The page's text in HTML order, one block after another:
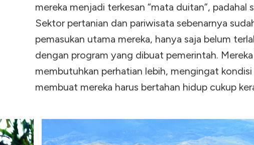
mereka menjadi terkesan “mata duitan”, padahal
Sektor pertanian dan pariwisata sebenarnya
pemasukan utama mereka, hanya saja belum
dengan program yang dibuat pemerintah.
membutuhkan perhatian lebih, mengingat
membuat mereka harus bertahan hidup cukup